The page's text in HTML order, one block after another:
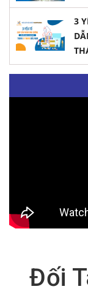
3
Đối